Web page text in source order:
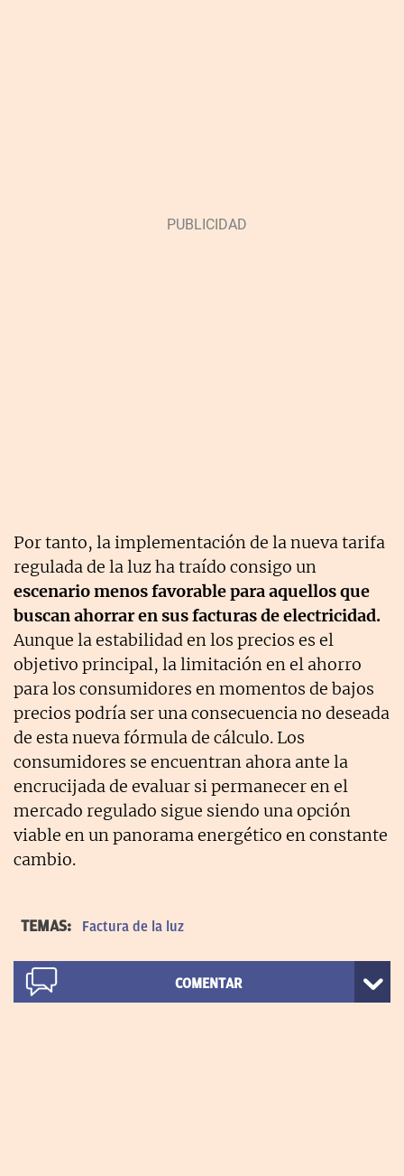
Por tanto, la implementación de la nueva tarifa
regulada de la luz ha traído consigo un
escenario menos favorable para aquellos que
buscan ahorrar en sus facturas de electricidad.
Aunque la estabilidad en los precios es el
objetivo principal, la limitación en el ahorro
para los consumidores en momentos de bajos
precios podría ser una consecuencia no deseada
de esta nueva fórmula de cálculo. Los
consumidores se encuentran ahora ante la
encrucijada de evaluar si permanecer en el
mercado regulado sigue siendo una opción
viable en un panorama energético en constante
cambio.
TEMAS: Factura de la luz
COMENTAR